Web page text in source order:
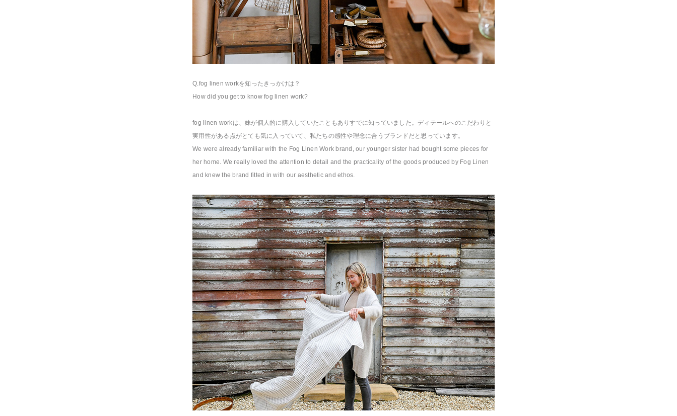
Q.fog linen workを知ったきっかけは？
How did you get to know fog linen work?
fog linen workは、妹が個人的に購入していたこともありすでに知っていました。ディテールへのこだわりと
実用性がある点がとても気に入っていて、私たちの感性や理念に合うブランドだと思っています。
We were already familiar with the Fog Linen Work brand, our younger sister had bought some pieces for
her home. We really loved the attention to detail and the practicality of the goods produced by Fog Linen
and knew the brand fitted in with our aesthetic and ethos.